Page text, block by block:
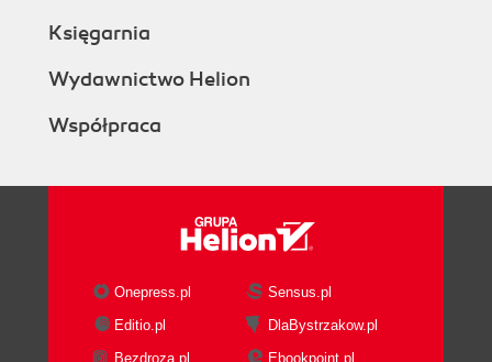
Księgarnia
Wydawnictwo Helion
Współpraca
Onepress.pl
Sensus.pl
Editio.pl
DlaBystrzakow.pl
Bezdroza.pl
Ebookpoint.pl